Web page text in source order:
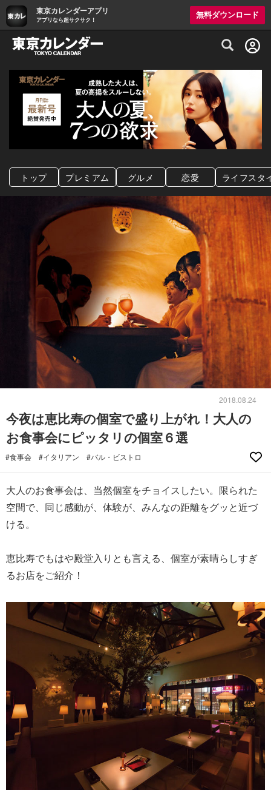
東京カレンダーアプリ
アプリなら超サクサク！
無料ダウンロード
グルメ情報・プレミアムレストラン予約
トップ プレミアム グルメ 恋愛 ライフスタ
2018.08.24
今夜は恵比寿の個室で盛り上がれ！大人の
お食事会にピッタリの個室６選
#食事会 #イタリアン #バル・ビストロ
大人のお食事会は、当然個室をチョイスしたい。限られた
空間で、同じ感動が、体験が、みんなの距離をグッと近づ
ける。
恵比寿でもはや殿堂入りとも言える、個室が素晴らしすぎ
るお店をご紹介！